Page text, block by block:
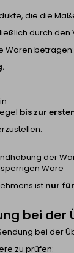
die die
durch
Waren betragen:
bis zur
der
Ware
ist nur
bei der
bei der
zu prüfen: